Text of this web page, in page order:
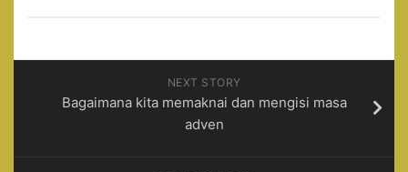
NEXT STORY
Bagaimana kita memaknai dan mengisi masa
adven